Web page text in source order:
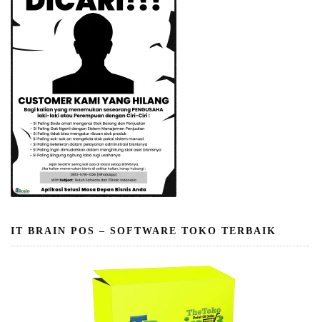
IT BRAIN POS – SOFTWARE TOKO TERBAIK